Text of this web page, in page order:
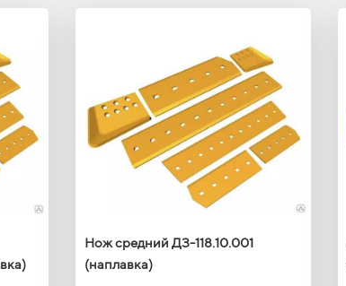
Нож средний ДЗ-118.10.001
(наплавка)